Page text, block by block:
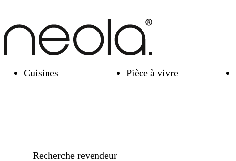
Cuisines Pièce à vivre
Recherche revendeur